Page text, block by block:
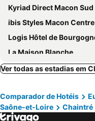
Kyriad Direct Macon Sud
ibis Styles Macon Centre
Logis Hôtel de
La Maison Blanche
Best Hotel Macon
Novotel Macon nord porte de
Logis - Le Mont Brouilly
Ver todas as estadias em
Comparador de Hotéis
Saône-et-Loire
Chaintré